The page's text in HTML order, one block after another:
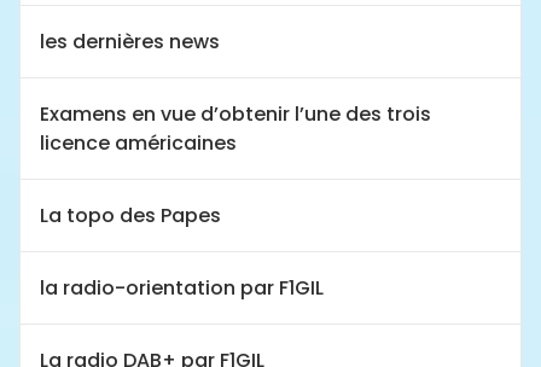
les dernières news
Examens en vue d’obtenir l’une des trois
licence américaines
La topo des Papes
la radio-orientation par F1GIL
La radio DAB+ par F1GIL